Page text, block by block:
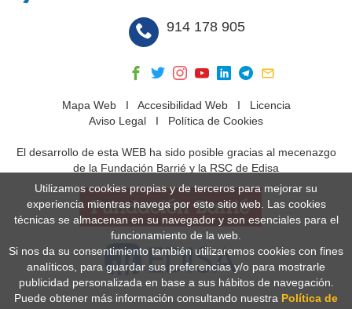
914 178 905
Mapa WebI Accesibilidad WebI Licencia
Aviso Legal I Política de Cookies
El desarrollo de esta WEB ha sido posible gracias al mecenazgo
de la Fundación Barrié y la RSC de Edisa
Utilizamos cookies propias y de terceros para mejorar su
experiencia mientras navega por este sitio web. Las cookies
técnicas se almacenan en su navegador y son esenciales para el
funcionamiento de la web.
Si nos da su consentimiento también utilizaremos cookies con fines
analíticos, para guardar sus preferencias y/o para mostrarle
publicidad personalizada en base a sus hábitos de navegación.
Puede obtener más información consultando nuestra Política de